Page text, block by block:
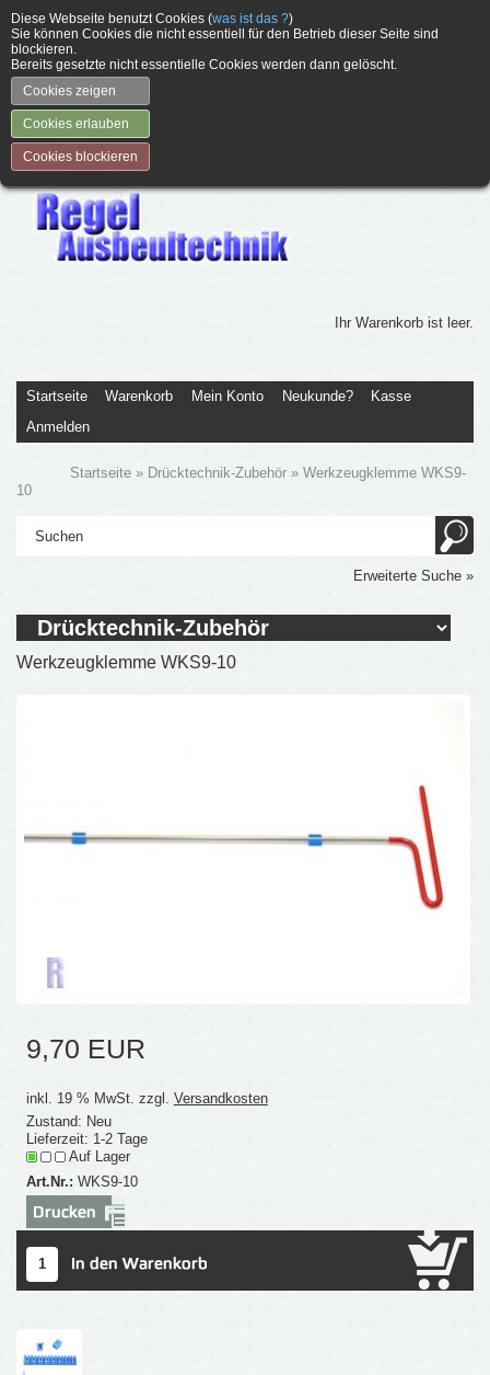
Diese Webseite benutzt Cookies (was ist das ?)
Sie können Cookies die nicht essentiell für den Betrieb dieser Seite sind
blockieren.
Bereits gesetzte nicht essentielle Cookies werden dann gelöscht.
Cookies zeigen
Cookies erlauben
Cookies blockieren
Ihr Warenkorb ist leer.
Startseite Warenkorb Mein Konto Neukunde?
Kasse
Anmelden
Startseite » Drücktechnik-Zubehör »Werkzeugklemme WKS9-
10
Erweiterte Suche »
Werkzeugklemme WKS9-10
9,70 EUR
inkl. 19 % MwSt. zzgl. Versandkosten
Zustand: Neu
Lieferzeit: 1-2 Tage
Auf Lager
Art.Nr.: WKS9-10